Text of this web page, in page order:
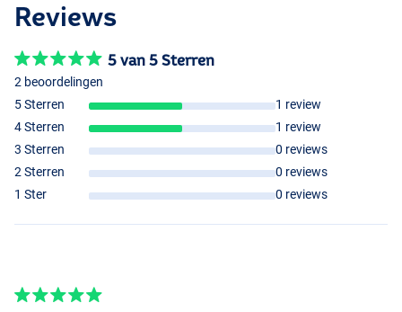
Reviews
5 van 5 Sterren
2 beoordelingen
5 Sterren
1 review
4 Sterren
1 review
3 Sterren
0 reviews
2 Sterren
0 reviews
1 Ster
0 reviews